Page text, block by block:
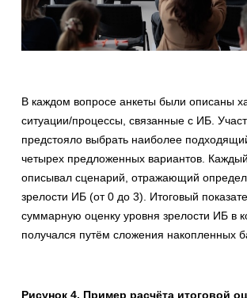
В каждом вопросе анкеты были описаны
ситуации/процессы, связанные с ИБ.
предстояло выбрать наиболее
четырех предложенных вариантов.
описывал сценарий, отражающий
зрелости ИБ (от 0 до 3). Итоговый
суммарную оценку уровня зрелости ИБ в
получался путём сложения накопленных
Рисунок 4. Пример расчёта итоговой